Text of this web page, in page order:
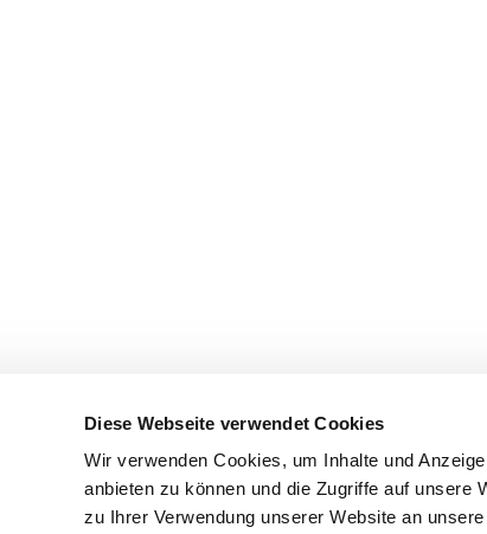
Diese Webseite verwendet Cookies
Wir verwenden Cookies, um Inhalte und
anbieten zu können und die Zugriffe auf unsere
zu Ihrer Verwendung unserer Website an